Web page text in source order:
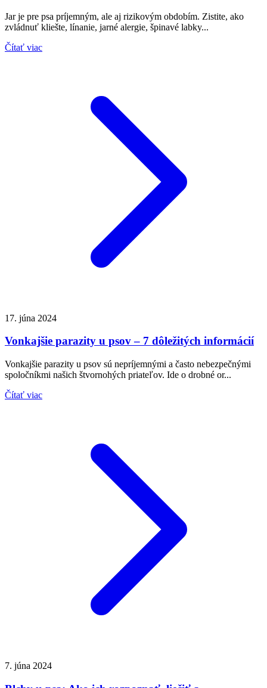
Jar je pre psa príjemným, ale aj rizikovým obdobím. Zistite, ako
zvládnuť kliešte, línanie, jarné alergie, špinavé labky...
Čítať viac
17. júna 2024
Vonkajšie parazity u psov – 7 dôležitých informácií
Vonkajšie parazity u psov sú nepríjemnými a často nebezpečnými
spoločníkmi našich štvornohých priateľov. Ide o drobné or...
Čítať viac
7. júna 2024